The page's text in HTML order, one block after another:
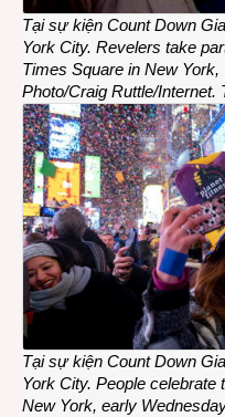
Tại sự kiện Count Down
York City. Revelers take
Times Square in New
Photo/Craig Ruttle/Internet.
Tại sự kiện Count Down
York City. People celebrate
New York, early